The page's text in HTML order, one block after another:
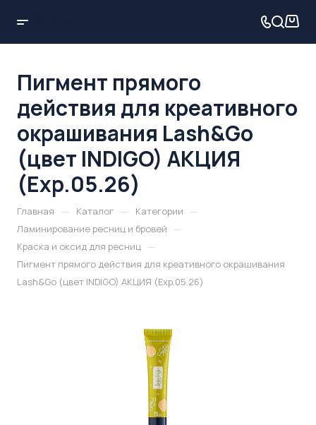
Пигмент прямого
действия для креативного
окрашивания Lash&Go
(цвет INDIGO) АКЦИЯ
(Exp.05.26)
Главная — Каталог — Категории —
Ламинирование ресниц и бровей —
Краска и оксид для ресниц —
Пигмент прямого действия для креативного окрашивания
Lash&Go (цвет INDIGO) АКЦИЯ (Exp.05.26)